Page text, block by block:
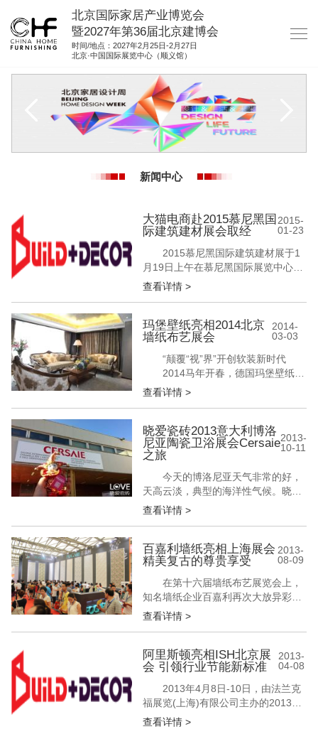
北京国际家居产业博览会
暨2027年第36届北京建博会
时间/地点：2027年2月25日-2月27日
北京·中国国际展览中心（顺义馆）
资料下载
集团展会
参展联络
新闻中心
大猫电商赴2015慕尼黑国
际建筑建材展会取经
2015-
01-23
2015慕尼黑国际建筑建材展于1
月19日上午在慕尼黑国际展览中心开
幕。 中国建筑金属结构协会组织
此次慕尼黑之行由中国建筑结构协会
联络部主任孟繁军带队，大猫电商执
行董事梁雪林女士代表公司出行，将
立足本土、放眼全球，从国际国内两
查看详情 >
玛堡壁纸亮相2014北京
墙纸布艺展会
2014-
03-03
“颠覆“视”界”开创软装新时代
2014马年开春，德国玛堡壁纸和
新上市的赫彼娜布艺，以全新姿态走
新国展，突破对家居空间既有的想
象，将时尚、设计艺术与生活结合，
开创软装魅力新时代。 玛堡壁纸亮相
2014北京墙纸布艺展会...
查看详情 >
晓爱瓷砖2013意大利博洛
尼亚陶瓷卫浴展会Cersaie
之旅
2013-
10-11
今天的博洛尼亚天气非常的好，
天高云淡，典型的海洋性气候。晓爱
的心情也格外的不错。晓爱带着小伙
爱神娃娃这次要真真正正的领略陶瓷
卫浴世界顶级品牌的风采了。 晓爱瓷
砖2013意大利博洛尼亚陶瓷卫浴展会
Cersaie之旅 据悉，今年中国...
查看详情 >
百嘉利墙纸亮相上海展会
精美复古的尊贵享受
2013-
08-09
在第十六届墙纸布艺展览会上，
知名墙纸企业百嘉利再次大放异彩。
展会期间，其以简洁而富有内涵的形
议。其中，百嘉利推出的最新款孔雀
王国墙纸版本更是获得了观展者的热
捧。 百嘉利墙纸亮相上海展会 精美
复古的尊贵享受 展位人潮络绎不绝
百嘉...
查看详情 >
阿里斯顿亮相ISH北京展
会 引领行业节能新标准
2013-
04-08
2013年4月8日-10日，由法兰克
福展览(上海)有限公司主办的2013年
ISH China & CIHE——中国(北京)国
查看详情 >